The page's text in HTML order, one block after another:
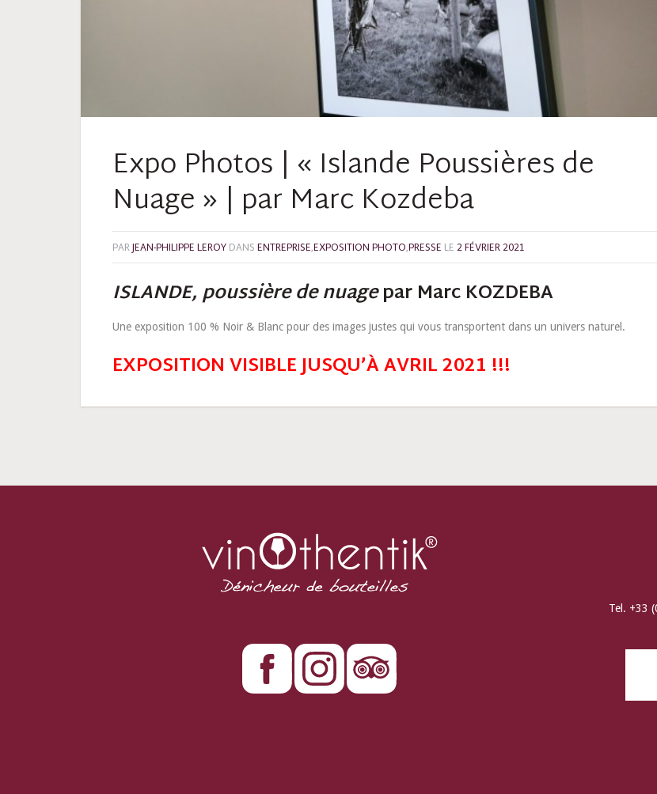
Expo Photos | « Islande Poussières de
Nuage » | par Marc Kozdeba
PARJEAN-PHILIPPE LEROYDANSENTREPRISE,EXPOSITION PHOTO,PRESSE LE2 FÉVRIER 2021
ISLANDE, poussière de nuagepar Marc KOZDEBA
Une exposition 100 % Noir & Blanc pour des images justes qui vous transportent dans un univers naturel.
EXPOSITION VISIBLE JUSQU’À AVRIL 2021 !!!
Tel. +33